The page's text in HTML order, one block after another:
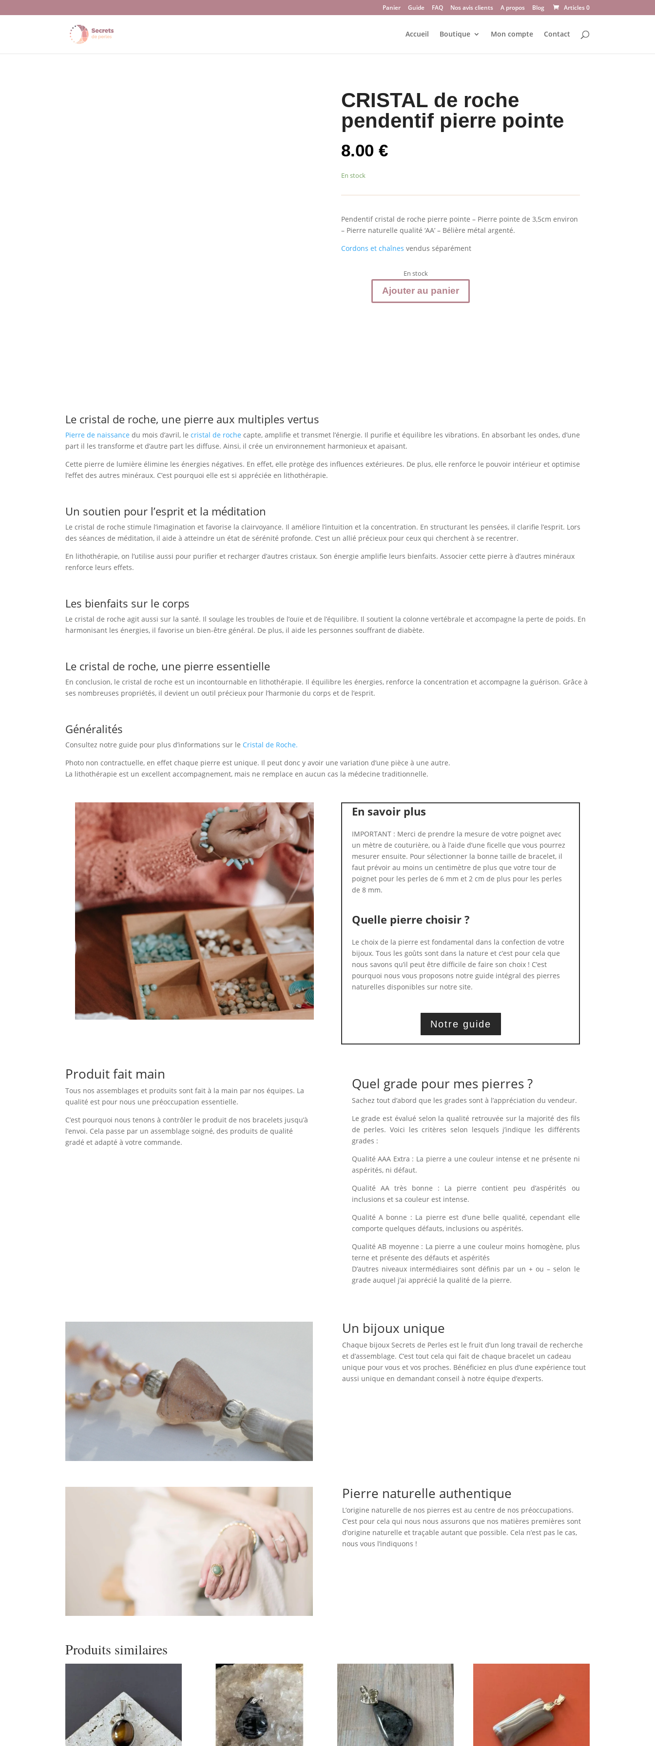
Panier Guide FAQ Nos avis clients A propos Blog Articles 0
Accueil Boutique Mon compte Contact
CRISTAL de roche
pendentif pierre pointe
8.00€
En stock
Pendentif cristal de roche pierre pointe – Pierre pointe de 3,5cm environ
– Pierre naturelle qualité ‘AA’ – Bélière métal argenté.
Cordons et chaînes vendus séparément
En stock
quantité
Ajouter au panier
Le cristal de roche, une pierre aux multiples vertus
Pierre de naissance du mois d’avril, lecristal de roche capte, amplifie et transmet l’énergie. Il purifie et équilibre les vibrations. En absorbant les ondes, d’une
part il les transforme et d’autre part les diffuse. Ainsi, il crée un environnement harmonieux et apaisant.
Cette pierre de lumière élimine les énergies négatives. En effet, elle protège des influences extérieures. De plus, elle renforce le pouvoir intérieur et optimise
l’effet des autres minéraux. C’est pourquoi elle est si appréciée en lithothérapie.
Un soutien pour l’esprit et la méditation
Le cristal de roche stimule l’imagination et favorise la clairvoyance. Il améliore l’intuition et la concentration. En structurant les pensées, il clarifie l’esprit. Lors
des séances de méditation, il aide à atteindre un état de sérénité profonde. C’est un allié précieux pour ceux qui cherchent à se recentrer.
En lithothérapie, on l’utilise aussi pour purifier et recharger d’autres cristaux. Son énergie amplifie leurs bienfaits. Associer cette pierre à d’autres minéraux
renforce leurs effets.
Les bienfaits sur le corps
Le cristal de roche agit aussi sur la santé. Il soulage les troubles de l’ouïe et de l’équilibre. Il soutient la colonne vertébrale et accompagne la perte de poids. En
harmonisant les énergies, il favorise un bien-être général. De plus, il aide les personnes souffrant de diabète.
Le cristal de roche, une pierre essentielle
En conclusion, le cristal de roche est un incontournable en lithothérapie. Il équilibre les énergies, renforce la concentration et accompagne la guérison. Grâce à
ses nombreuses propriétés, il devient un outil précieux pour l’harmonie du corps et de l’esprit.
Généralités
Consultez notre guide pour plus d’informations sur le Cristal de Roche.
Photo non contractuelle, en effet chaque pierre est unique. Il peut donc y avoir une variation d’une pièce à une autre.
La lithothérapie est un excellent accompagnement, mais ne remplace en aucun cas la médecine traditionnelle.
En savoir plus
IMPORTANT : Merci de prendre la mesure de votre poignet avec
un mètre de couturière, ou à l’aide d’une ficelle que vous pourrez
mesurer ensuite. Pour sélectionner la bonne taille de bracelet, il
faut prévoir au moins un centimètre de plus que votre tour de
poignet pour les perles de 6 mm et 2 cm de plus pour les perles
de 8 mm.
Quelle pierre choisir ?
Le choix de la pierre est fondamental dans la confection de votre
bijoux. Tous les goûts sont dans la nature et c’est pour cela que
nous savons qu’il peut être difficile de faire son choix ! C’est
pourquoi nous vous proposons notre guide intégral des pierres
naturelles disponibles sur notre site.
Notre guide
Produit fait main
Tous nos assemblages et produits sont fait à la main par nos équipes. La
qualité est pour nous une préoccupation essentielle.
C’est pourquoi nous tenons à contrôler le produit de nos bracelets jusqu’à
l’envoi. Cela passe par un assemblage soigné, des produits de qualité
gradé et adapté à votre commande.
Quel grade pour mes pierres ?
Sachez tout d’abord que les grades sont à l’appréciation du vendeur.
Le grade est évalué selon la qualité retrouvée sur la majorité des fils
de perles. Voici les critères selon lesquels j’indique les différents
grades :
Qualité AAA Extra : La pierre a une couleur intense et ne présente ni
aspérités, ni défaut.
Qualité AA très bonne : La pierre contient peu d’aspérités ou
inclusions et sa couleur est intense.
Qualité A bonne : La pierre est d’une belle qualité, cependant elle
comporte quelques défauts, inclusions ou aspérités.
Qualité AB moyenne : La pierre a une couleur moins homogène, plus
terne et présente des défauts et aspérités
D’autres niveaux intermédiaires sont définis par un + ou – selon le
grade auquel j’ai apprécié la qualité de la pierre.
Un bijoux unique
Chaque bijoux Secrets de Perles est le fruit d’un long travail de recherche
et d’assemblage. C’est tout cela qui fait de chaque bracelet un cadeau
unique pour vous et vos proches. Bénéficiez en plus d’une expérience tout
aussi unique en demandant conseil à notre équipe d’experts.
Pierre naturelle authentique
L’origine naturelle de nos pierres est au centre de nos préoccupations.
C’est pour cela qui nous nous assurons que nos matières premières sont
d’origine naturelle et traçable autant que possible. Cela n’est pas le cas,
nous vous l’indiquons !
Produits similaires